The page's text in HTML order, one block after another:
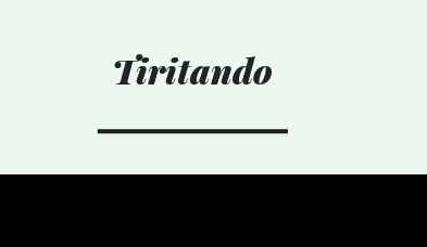
Tiritando